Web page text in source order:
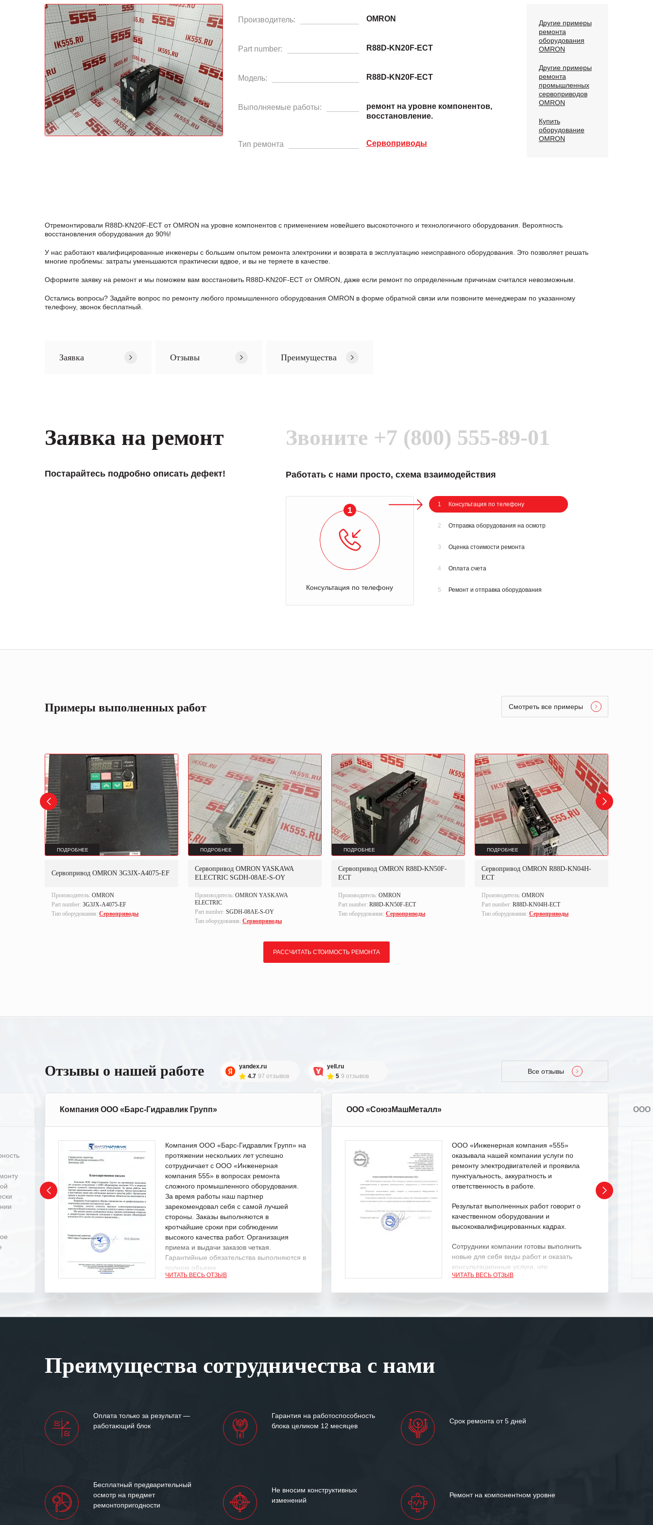
Производитель: OMRON
Part number: R88D-KN20F-ECT
Модель: R88D-KN20F-ECT
Выполняемые работы:
ремонт на уровне компонентов,
восстановление.
Тип ремонта Сервоприводы
Другие примеры
ремонта
оборудования
OMRON
Другие примеры
ремонта
промышленных
сервоприводов
OMRON
Купить
оборудование
OMRON
Отремонтировали R88D-KN20F-ECT от OMRON на уровне компонентов с применением новейшего высокоточного и технологичного оборудования. Вероятность
восстановления оборудования до 90%!
У нас работают квалифицированные инженеры с большим опытом ремонта электроники и возврата в эксплуатацию неисправного оборудования. Это позволяет решать
многие проблемы: затраты уменьшаются практически вдвое, и вы не теряете в качестве.
Оформите заявку на ремонт и мы поможем вам восстановить R88D-KN20F-ECT от OMRON, даже если ремонт по определенным причинам считался невозможным.
Остались вопросы? Задайте вопрос по ремонту любого промышленного оборудования OMRON в формe обратной связи или позвоните менеджерам по указанному
телефону, звонок бесплатный.
Заявка Отзывы Преимущества
Заявка на ремонт
Постарайтесь подробно описать дефект!
Звоните +7 (800) 555-89-01
Работать с нами просто, схема взаимодействия
1
Консультация по телефону
1 Консультация по телефону
2 Отправка оборудования на осмотр
3 Оценка стоимости ремонта
4 Оплата счета
5 Ремонт и отправка оборудования
Примеры выполненных работ Смотреть все примеры
ПОДРОБНЕЕ
Сервопривод OMRON 3G3JX-A4075-EF
Производитель: OMRON
Part number: 3G3JX-A4075-EF
Тип оборудования: Сервоприводы
ПОДРОБНЕЕ
Сервопривод OMRON YASKAWA
ELECTRIC SGDH-08AE-S-OY
Производитель: OMRON YASKAWA
ELECTRIC
Part number: SGDH-08AE-S-OY
Тип оборудования: Сервоприводы
ПОДРОБНЕЕ
Сервопривод OMRON R88D-KN50F-
ECT
Производитель: OMRON
Part number: R88D-KN50F-ECT
Тип оборудования: Сервоприводы
ПОДРОБНЕЕ
Сервопривод OMRON R88D-KN04H-
ECT
Производитель: OMRON
Part number: R88D-KN04H-ECT
Тип оборудования: Сервоприводы
РАССЧИТАТЬ СТОИМОСТЬ РЕМОНТА
Отзывы о нашей работе
yandex.ru
4.7 97 отзывов
yell.ru
5 9 отзывов
Все отзывы
Компания ООО «Барс-Гидравлик Групп»
Компания ООО «Барс-Гидравлик Групп» на
протяжении нескольких лет успешно
сотрудничает с ООО «Инженерная
компания 555» в вопросах ремонта
сложного промышленного оборудования.
За время работы наш партнер
зарекомендовал себя с самой лучшей
стороны. Заказы выполняются в
кротчайшие сроки при соблюдении
высокого качества работ. Организация
приема и выдачи заказов четкая.
Гарантийные обязательства выполняются в
полном объеме.
Мы высоко ценим сложившиеся между
«555» долгих лет успеха и процветания.
ЧИТАТЬ ВЕСЬ ОТЗЫВ
ООО «СоюзМашМеталл»
ООО «Инженерная компания «555»
оказывала нашей компании услуги по
ремонту электродвигателей и проявила
пунктуальность, аккуратность и
ответственность в работе.
Результат выполненных работ говорит о
качественном оборудовании и
высококвалифицированных кадрах.
Сотрудники компании готовы выполнить
новые для себя виды работ и оказать
консультационные услуги, что
характеризует их как профессионалов
ответственного и надежного поставщика
ЧИТАТЬ ВЕСЬ ОТЗЫВ
ООО
Преимущества сотрудничества с нами
Оплата только за результат —
работающий блок
Гарантия на работоспособность
блока целиком 12 месяцев
Срок ремонта от 5 дней
Бесплатный предварительный
осмотр на предмет
ремонтопригодности
Не вносим конструктивных
изменений
Ремонт на компонентном уровне